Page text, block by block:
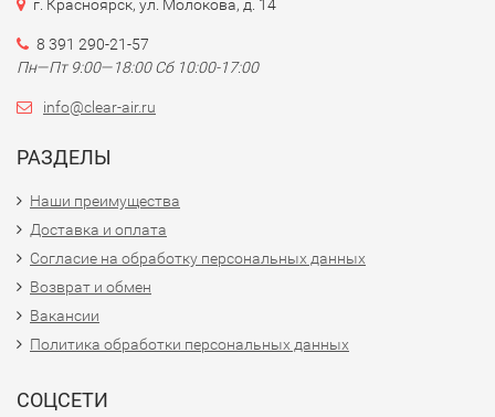
г. Красноярск, ул. Молокова, д. 14
8 391 290-21-57
Пн—Пт 9:00—18:00 Сб 10:00-17:00
info@clear-air.ru
РАЗДЕЛЫ
Наши преимущества
Доставка и оплата
Согласие на обработку персональных данных
Возврат и обмен
Вакансии
Политика обработки персональных данных
СОЦСЕТИ